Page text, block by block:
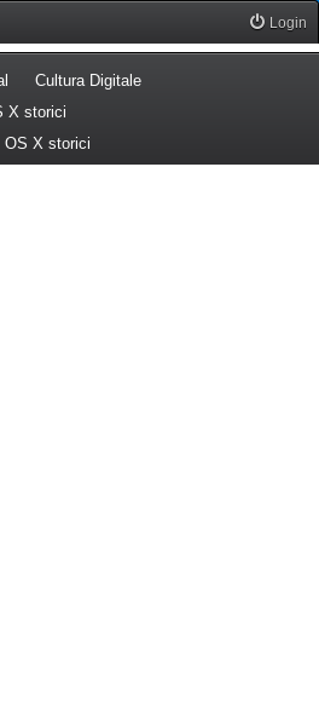
Login
(Opens a new tab)
Cultura Digitale(Opens a new tab)
X storici
OS X storici